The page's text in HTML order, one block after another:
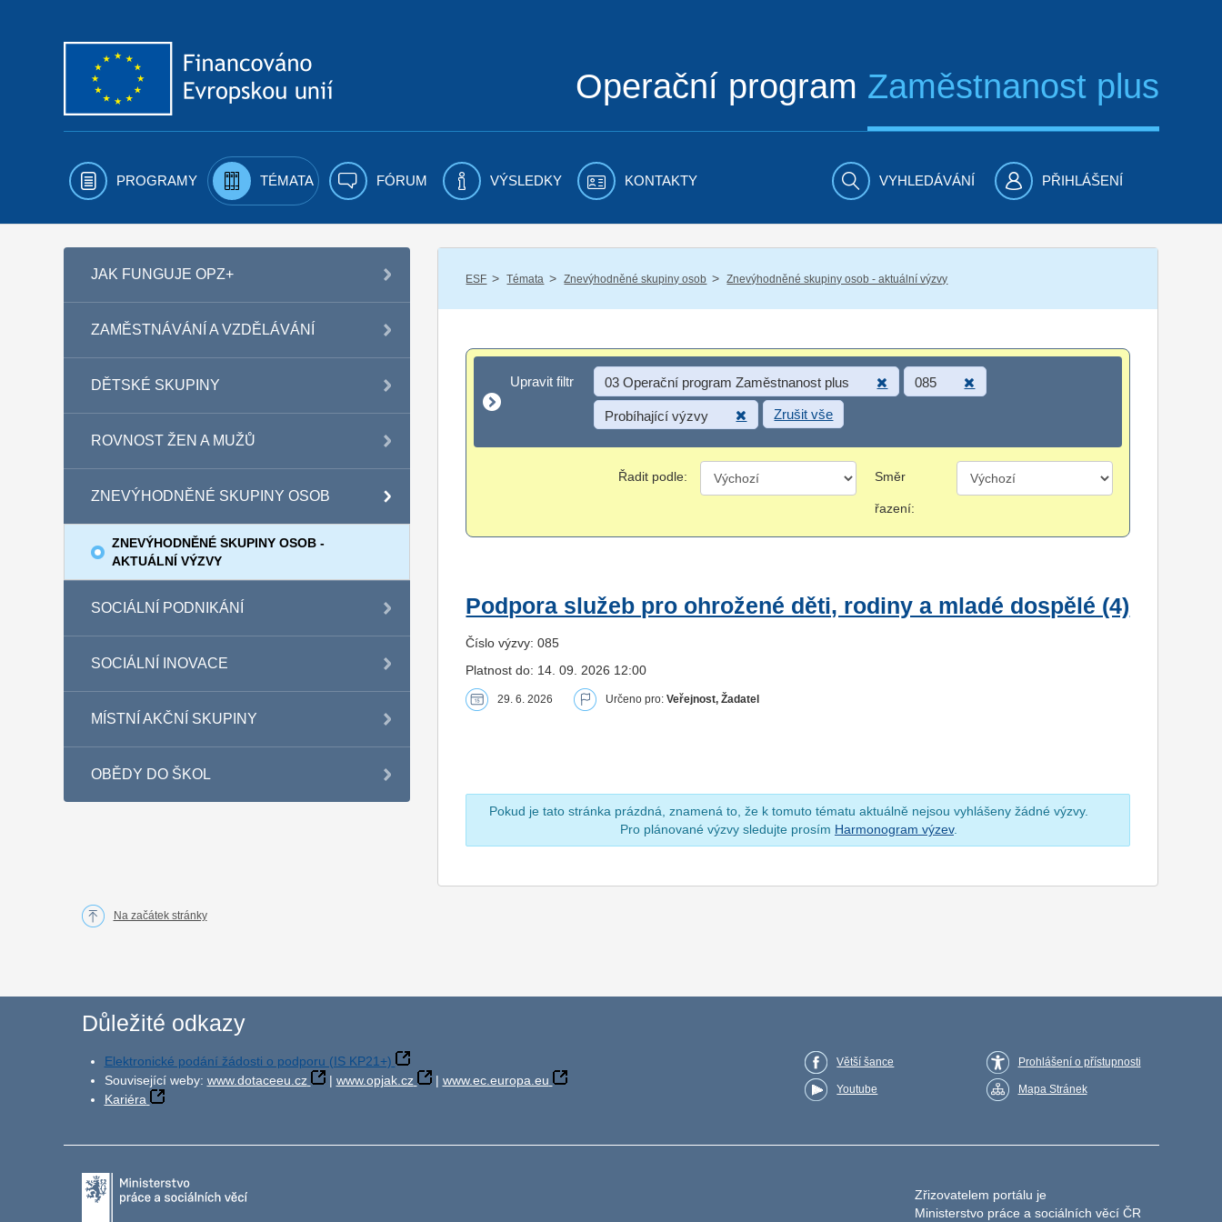
Operační program Zaměstnanost plus
PROGRAMY TÉMATA FÓRUM VÝSLEDKY KONTAKTY VYHLEDÁVÁNÍ PŘIHLÁŠENÍ
JAK FUNGUJE OPZ+
ZAMĚSTNÁVÁNÍ A VZDĚLÁVÁNÍ
DĚTSKÉ SKUPINY
ROVNOST ŽEN A MUŽŮ
ZNEVÝHODNĚNÉ SKUPINY OSOB
ZNEVÝHODNĚNÉ SKUPINY OSOB -
AKTUÁLNÍ VÝZVY
SOCIÁLNÍ PODNIKÁNÍ
SOCIÁLNÍ INOVACE
MÍSTNÍ AKČNÍ SKUPINY
OBĚDY DO ŠKOL
ESF / Témata / Znevýhodněné skupiny osob / Znevýhodněné skupiny osob - aktuální výzvy
Upravit filtr
Upravit filtr 03 Operační program Zaměstnanost plus 085
Probíhající výzvy Zrušit vše
Řadit podle: Směr
řazení:
Podpora služeb pro ohrožené děti, rodiny a mladé dospělé (4)
Číslo výzvy: 085
Platnost do: 14. 09. 2026 12:00
29. 6. 2026 Určeno pro:Veřejnost, Žadatel
Pokud je tato stránka prázdná, znamená to, že k tomuto tématu aktuálně nejsou vyhlášeny žádné výzvy.
Pro plánované výzvy sledujte prosím Harmonogram výzev.
Na začátek stránky
Důležité odkazy
Elektronické podání žádosti o podporu (IS KP21+)
Související weby: www.dotaceeu.cz | www.opjak.cz | www.ec.europa.eu
Kariéra
Větší šance
Youtube
Prohlášení o přístupnosti
Mapa Stránek
Zřizovatelem portálu je
Ministerstvo práce a sociálních věcí ČR